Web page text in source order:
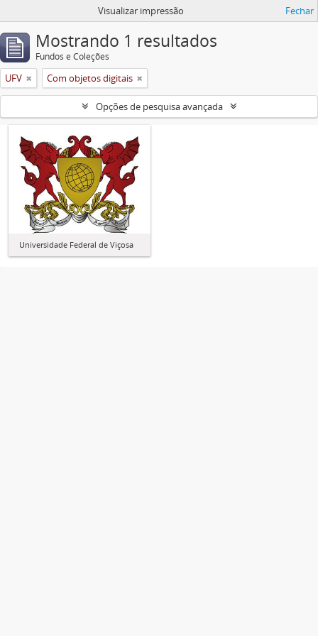
Visualizar impressão Fechar
Mostrando 1 resultados
Fundos e Coleções
UFV Com objetos digitais
Opções de pesquisa avançada
Universidade Federal de Viçosa